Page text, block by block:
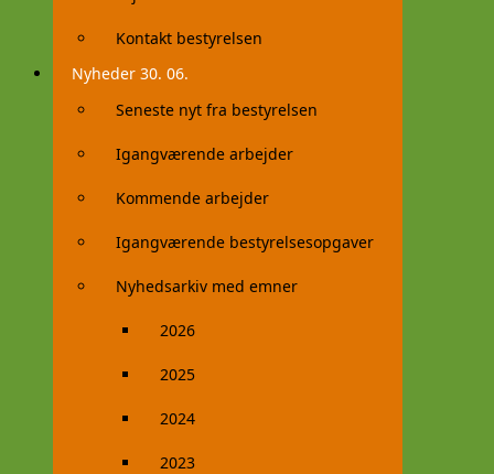
Kontakt bestyrelsen
Nyheder 30. 06.
Seneste nyt fra bestyrelsen
Igangværende arbejder
Kommende arbejder
Igangværende bestyrelsesopgaver
Nyhedsarkiv med emner
2026
2025
2024
2023